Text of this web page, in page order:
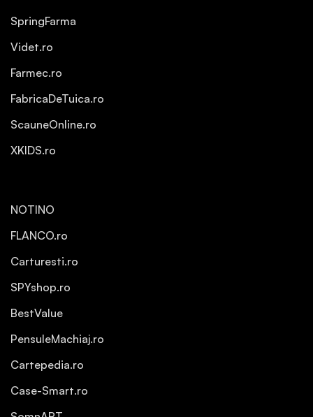
SpringFarma
Videt.ro
Farmec.ro
FabricaDeTuica.ro
ScauneOnline.ro
XKIDS.ro
NOTINO
FLANCO.ro
Carturesti.ro
SPYshop.ro
BestValue
PensuleMachiaj.ro
Cartepedia.ro
Case-Smart.ro